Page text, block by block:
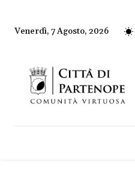
Venerdì, 7 Agosto, 2026